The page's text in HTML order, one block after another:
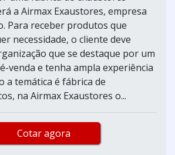
a Airmax Exaustores, empresa
Para receber produtos que
necessidade, o cliente deve
que se destaque por um
venda e tenha ampla experiência
a temática é fábrica de
na Airmax Exaustores o...
Cotar agora